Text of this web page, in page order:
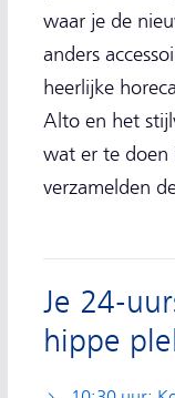
waar je de
anders
heerlijke
Alto en het
wat er te doen
verzamelden
Je 24-
hippe